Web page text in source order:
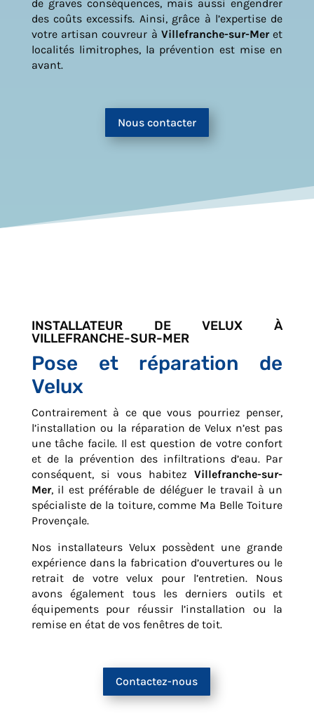
de graves conséquences, mais aussi engendrer
des coûts excessifs. Ainsi, grâce à l’expertise de
votre artisan couvreur à Villefranche-sur-Meret
localités limitrophes, la prévention est mise en
avant.
Nous contacter
INSTALLATEUR DE VELUX À
VILLEFRANCHE-SUR-MER
Pose et réparation de
Velux
Contrairement à ce que vous pourriez penser,
l’installation ou la réparation de Velux n’est pas
une tâche facile. Il est question de votre confort
et de la prévention des infiltrations d’eau. Par
conséquent, si vous habitezVillefranche-sur-
Mer, il est préférable de déléguer le travail à un
spécialiste de la toiture, comme Ma Belle Toiture
Provençale.
Nos installateurs Velux possèdent une grande
expérience dans la fabrication d’ouvertures ou le
retrait de votre velux pour l’entretien. Nous
avons également tous les derniers outils et
équipements pour réussir l’installation ou la
remise en état de vos fenêtres de toit.
Contactez-nous